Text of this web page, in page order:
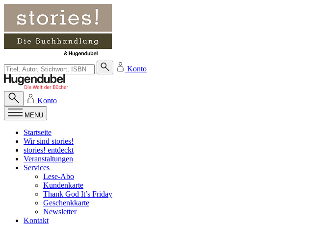
Suche bei Hugendubel
Konto
Konto
MENU
Startseite
Wir sind stories!
stories! entdeckt
Veranstaltungen
Services
Lese-Abo
Kundenkarte
Thank God It’s Friday
Geschenkkarte
Newsletter
Kontakt